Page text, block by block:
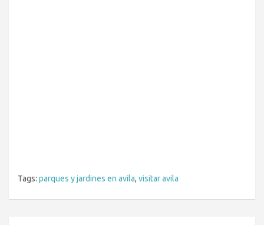
Tags: parques y jardines en avila, visitar avila